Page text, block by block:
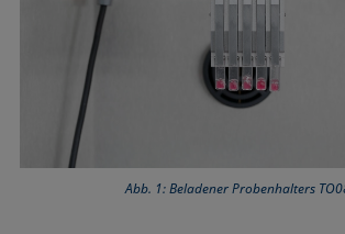
Abb. 1: Beladener Probenhalters